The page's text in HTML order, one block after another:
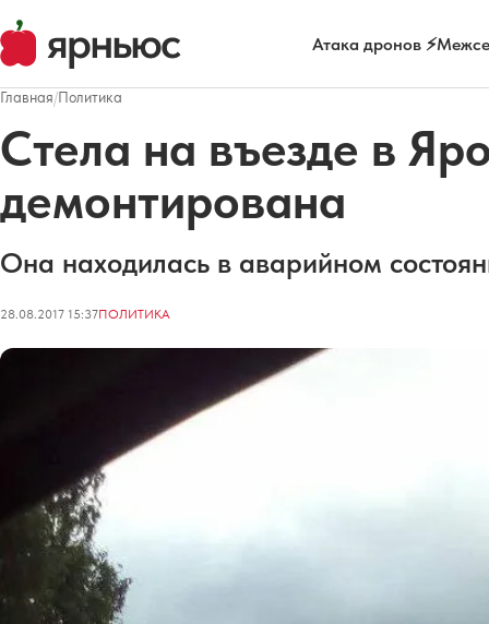
Атака дронов ⚡
Главная/Политика
Стела на въезде в
демонтирована
Она находилась в аварийном
28.08.2017 15:37ПОЛИТИКА